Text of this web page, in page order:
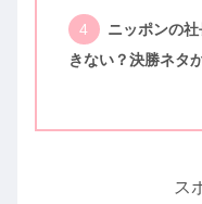
ニッポンの
きない？決勝ネタ
ス